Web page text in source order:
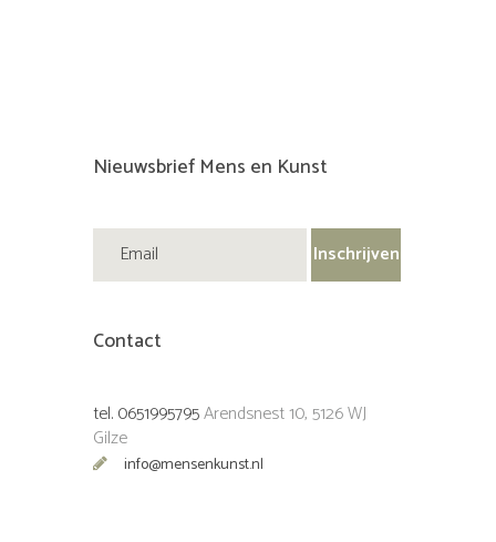
Nieuwsbrief Mens en Kunst
Contact
tel. 0651995795Arendsnest 10, 5126 WJ
Gilze
info@mensenkunst.nl